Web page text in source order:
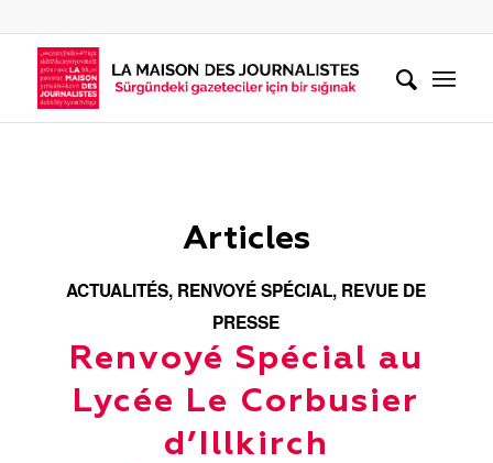
Articles
ACTUALITÉS, RENVOYÉ SPÉCIAL, REVUE DE
PRESSE
Renvoyé Spécial au
Lycée Le Corbusier
d’Illkirch